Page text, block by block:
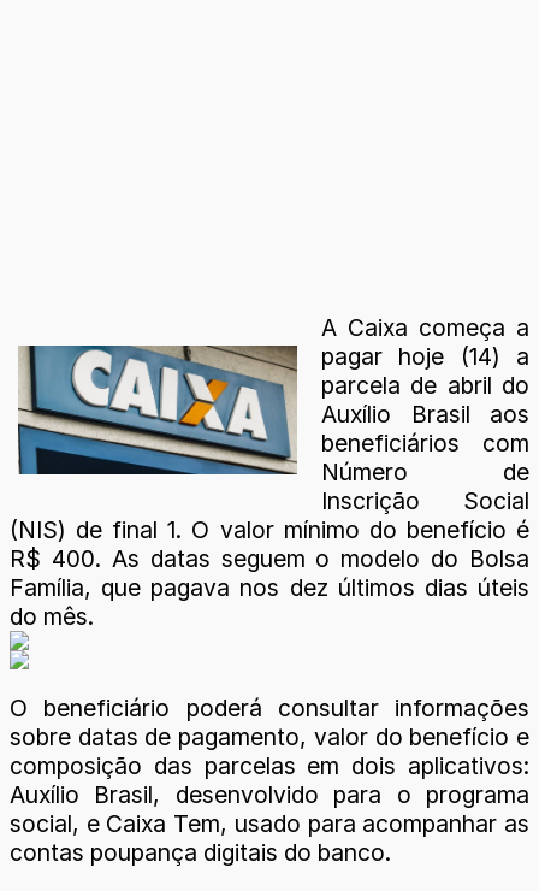
A Caixa começa a
pagar hoje (14) a
parcela de abril do
Auxílio Brasil aos
beneficiários com
Número de
Inscrição Social
(NIS) de final 1. O valor mínimo do benefício é
R$ 400. As datas seguem o modelo do Bolsa
Família, que pagava nos dez últimos dias úteis
do mês.
O beneficiário poderá consultar informações
sobre datas de pagamento, valor do benefício e
composição das parcelas em dois aplicativos:
Auxílio Brasil, desenvolvido para o programa
social, e Caixa Tem, usado para acompanhar as
contas poupança digitais do banco.